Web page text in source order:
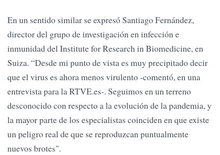
En un sentido similar se expresó Santiago Fernández,
director del grupo de investigación en infección e
inmunidad del Institute for Research in Biomedicine, en
Suiza. “Desde mi punto de vista es muy precipitado decir
que el virus es ahora menos virulento -comentó, en una
entrevista para la RTVE.es-. Seguimos en un terreno
desconocido con respecto a la evolución de la pandemia, y
la mayor parte de los especialistas coinciden en que existe
un peligro real de que se reproduzcan puntualmente
nuevos brotes".